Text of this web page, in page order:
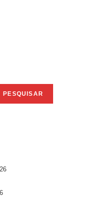
PESQUISAR